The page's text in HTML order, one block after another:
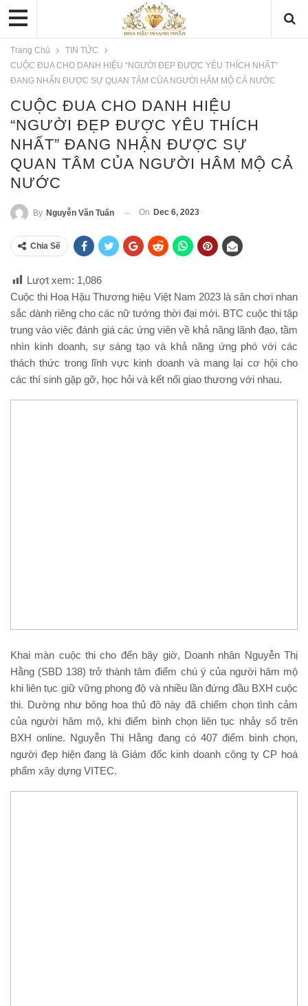
Trang Chủ
TIN TỨC
CUỘC ĐUA CHO DANH HIỆU “NGƯỜI ĐẸP ĐƯỢC YÊU THÍCH NHẤT”
ĐANG NHẬN ĐƯỢC SỰ QUAN TÂM CỦA NGƯỜI HÂM MỘ CẢ NƯỚC
CUỘC ĐUA CHO DANH HIỆU
“NGƯỜI ĐẸP ĐƯỢC YÊU THÍCH
NHẤT” ĐANG NHẬN ĐƯỢC SỰ
QUAN TÂM CỦA NGƯỜI HÂM MỘ CẢ
NƯỚC
By Nguyễn Văn Tuấn On Dec 6, 2023
Chia Sẽ
Lượt xem: 1,086
Cuộc thi Hoa Hậu Thương hiệu Việt Nam 2023 là sân chơi nhan
sắc dành riêng cho các nữ tướng thời đại mới. BTC cuộc thi tập
trung vào việc đánh giá các ứng viên về khả năng lãnh đạo, tầm
nhìn kinh doanh, sự sáng tạo và khả năng ứng phó với các
thách thức trong lĩnh vực kinh doanh và mang lại cơ hội cho
các thí sinh gặp gỡ, học hỏi và kết nối giao thương với nhau.
Khai màn cuộc thi cho đến bây giờ, Doanh nhân Nguyễn Thị
Hằng (SBD 138) trở thành tâm điểm chú ý của người hâm mộ
khi liên tục giữ vững phong độ và nhiều lần đứng đầu BXH cuộc
thi. Dường như bông hoa thủ đô này đã chiếm chọn tình cảm
của người hâm mộ, khi điểm bình chọn liên tục nhảy số trên
BXH online. Nguyễn Thị Hằng đang có 407 điểm bình chọn,
người đẹp hiện đang là Giám đốc kinh doanh công ty CP hoá
phẩm xây dựng VITEC.